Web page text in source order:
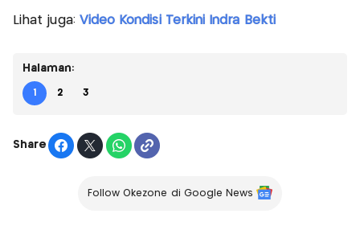
Lihat juga: Video Kondisi Terkini Indra Bekti
Halaman:
1 2 3
Share
Follow Okezone di Google News